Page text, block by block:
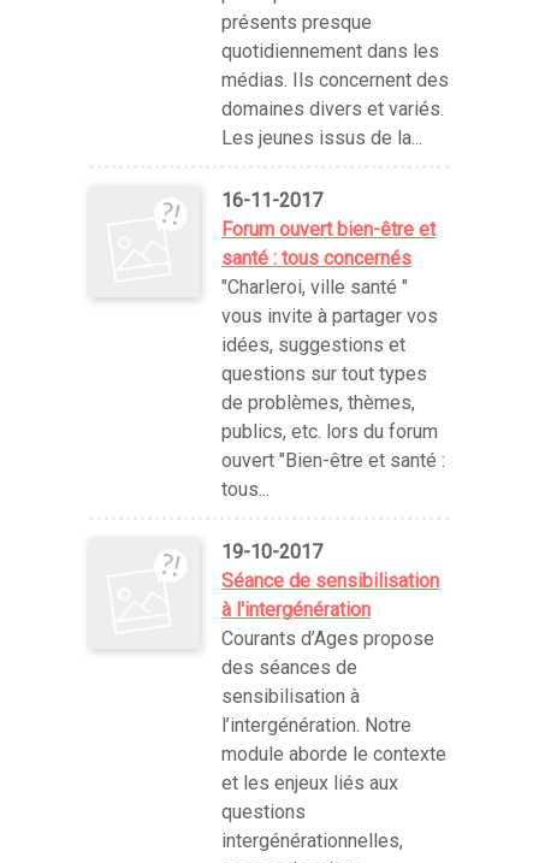
présents presque
quotidiennement dans les
médias. Ils concernent des
domaines divers et variés.
Les jeunes issus de la...
16-11-2017
Forum ouvert bien-être et
santé : tous concernés
"Charleroi, ville santé "
vous invite à partager vos
idées, suggestions et
questions sur tout types
de problèmes, thèmes,
publics, etc. lors du forum
ouvert "Bien-être et santé :
tous...
19-10-2017
Séance de sensibilisation
à l'intergénération
Courants d’Ages propose
des séances de
sensibilisation à
l’intergénération. Notre
module aborde le contexte
et les enjeux liés aux
questions
intergénérationnelles,